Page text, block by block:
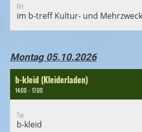
Ort
im b-treff Kultur- und
Montag 05.10.2026
b-kleid (Kleiderladen)
14:00 - 17:00
Typ
b-kleid